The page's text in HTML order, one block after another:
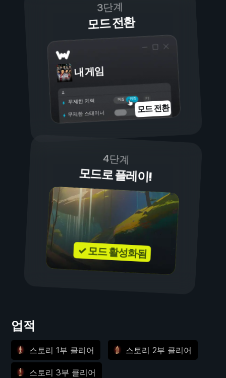
3단계
모드 전환
내 게임
켜짐
꺼짐
무제한 체력
무제한 스태미너 모드 전환
4단계
모드로 플레이!
✓ 모드 활성화됨
업적
스토리 1부 클리어 스토리 2부 클리어
스토리 3부 클리어